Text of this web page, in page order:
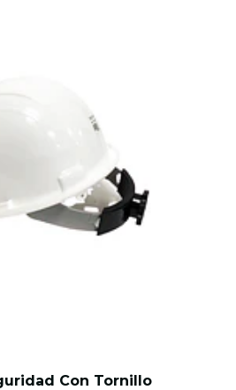
Con Tornillo